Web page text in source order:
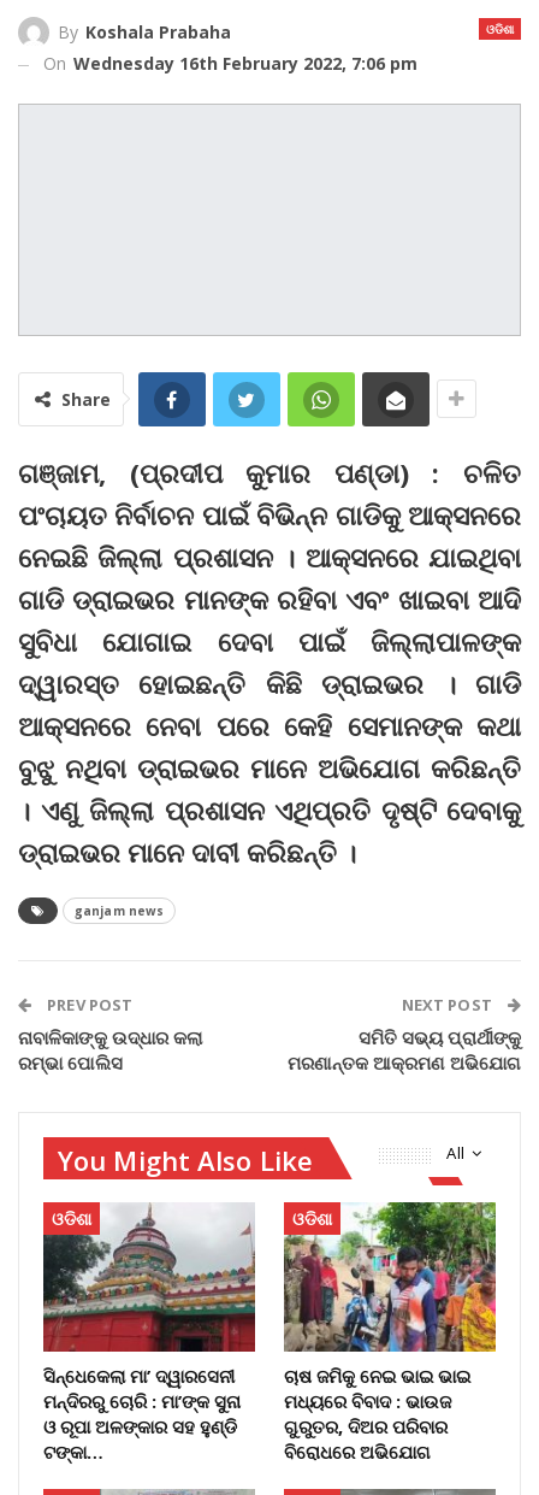
ଓଡିଶା
By Koshala Prabaha
On Wednesday 16th February 2022, 7:06 pm
Share
ଗଞ୍ଜାମ, (ପ୍ରଦୀପ କୁମାର ପଣ୍ଡା) : ଚଳିତ
ପଂଚାୟତ ନିର୍ବାଚନ ପାଇଁ ବିଭିନ୍ନ ଗାଡିକୁ ଆକ୍‌ସନରେ
ନେଇଛି ଜିଲ୍ଲା ପ୍ରଶାସନ । ଆକ୍‌ସନରେ ଯାଇଥିବା
ଗାଡି ଡ୍ରାଇଭର ମାନଙ୍କ ରହିବା ଏବଂ ଖାଇବା ଆଦି
ସୁବିଧା ଯୋଗାଇ ଦେବା ପାଇଁ ଜିଲ୍ଲାପାଳଙ୍କ
ଦ୍ୱାରସ୍ତ ହୋଇଛନ୍ତି କିଛି ଡ୍ରାଇଭର । ଗାଡି
ଆକ୍‌ସନରେ ନେବା ପରେ କେହି ସେମାନଙ୍କ କଥା
ବୁଝୁ ନଥିବା ଡ୍ରାଇଭର ମାନେ ଅଭିଯୋଗ କରିଛନ୍ତି
। ଏଣୁ ଜିଲ୍ଲା ପ୍ରଶାସନ ଏଥିପ୍ରତି ଦୃଷ୍ଟି ଦେବାକୁ
ଡ୍ରାଇଭର ମାନେ ଦାବୀ କରିଛନ୍ତି ।
ganjam news
PREV POST
ନାବାଳିକାଙ୍କୁ ଉଦ୍ଧାର କଲା
ରମ୍ଭା ପୋଲିସ
NEXT POST
ସମିତି ସଭ୍ୟ ପ୍ରାର୍ଥୀଙ୍କୁ
ମରଣାନ୍ତକ ଆକ୍ରମଣ ଅଭିଯୋଗ
All
You Might Also Like
ଓଡିଶା
ସିନ୍ଧେକେଲା ମା’ ଦ୍ୱାରସେନୀ
ମନ୍ଦିରରୁ ଚୋରି : ମା’ଙ୍କ ସୁନା
ଓ ରୂପା ଅଳଙ୍କାର ସହ ହୁଣ୍ଡି
ଟଙ୍କା…
ଓଡିଶା
ଚାଷ ଜମିକୁ ନେଇ ଭାଇ ଭାଇ
ମଧ୍ୟରେ ବିବାଦ : ଭାଉଜ
ଗୁରୁତର, ଦିଅର ପରିବାର
ବିରୋଧରେ ଅଭିଯୋଗ